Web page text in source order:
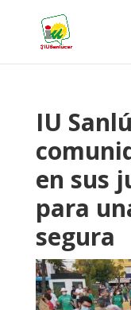
IU
en sus
para
segura